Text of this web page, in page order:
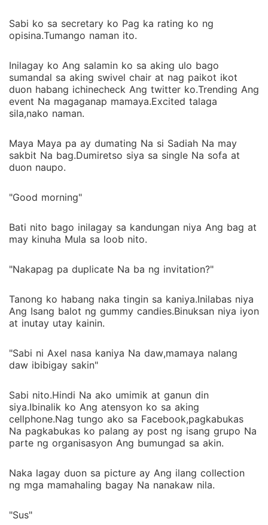
Sabi ko sa secretary ko Pag ka rating ko ng
opisina.Tumango naman ito.
Inilagay ko Ang salamin ko sa aking ulo bago
sumandal sa aking swivel chair at nag paikot ikot
duon habang ichinecheck Ang twitter ko.Trending Ang
event Na magaganap mamaya.Excited talaga
sila,nako naman.
Maya Maya pa ay dumating Na si Sadiah Na may
sakbit Na bag.Dumiretso siya sa single Na sofa at
duon naupo.
"Good morning"
Bati nito bago inilagay sa kandungan niya Ang bag at
may kinuha Mula sa loob nito.
"Nakapag pa duplicate Na ba ng invitation?"
Tanong ko habang naka tingin sa kaniya.Inilabas niya
Ang Isang balot ng gummy candies.Binuksan niya iyon
at inutay utay kainin.
"Sabi ni Axel nasa kaniya Na daw,mamaya nalang
daw ibibigay sakin"
Sabi nito.Hindi Na ako umimik at ganun din
siya.Ibinalik ko Ang atensyon ko sa aking
cellphone.Nag tungo ako sa Facebook,pagkabukas
Na pagkabukas ko palang ay post ng isang grupo Na
parte ng organisasyon Ang bumungad sa akin.
Naka lagay duon sa picture ay Ang ilang collection
ng mga mamahaling bagay Na nanakaw nila.
"Sus"